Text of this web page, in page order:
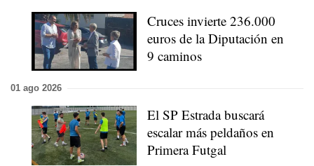
Cruces invierte 236.000
euros de la Diputación en
9 caminos
01 ago 2026
El SP Estrada buscará
escalar más peldaños en
Primera Futgal